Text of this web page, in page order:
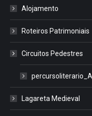
Alojamento
Roteiros Patrimoniais
Circuitos Pedestres
Lagareta Medieval